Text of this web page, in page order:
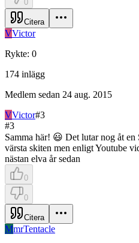
0
Citera
VVictor
Rykte: 0
174 inlägg
Medlem sedan 24 aug. 2015
VVictor#3
#3
Samma här! 😃 Det lutar nog åt
värsta skiten men enligt Youtube
nästan elva år sedan
0
0
Citera
MmrTentacle